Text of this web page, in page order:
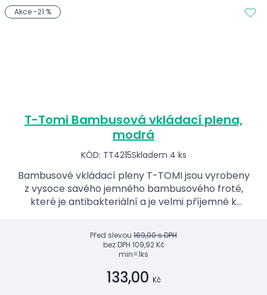
T-Tomi Bambusová vkládací plena,
modrá
KÓD: TT4215Skladem 4 ks
Bambusové vkládací pleny T-TOMI jsou vyrobeny
z vysoce savého jemného bambusového froté,
které je antibakteriální a je velmi příjemné k
Před slevou 169,00 s DPH
bez DPH 109,92 Kč
min=1ks
133,00 Kč
Akce -21 %